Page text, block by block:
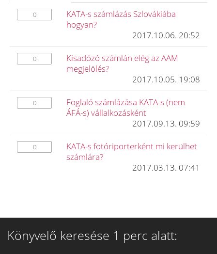
0
KATA-s számlázás Szlovákiába
hogyan?
2017.10.06. 20:52
0
Kisadózó számlán elég az AAM
megjelölés?
2017.10.05. 19:08
0
Foglaló számlázása KATA-s (nem
ÁFÁ-s) vállalkozásként
2017.09.13. 09:59
0
KATA-s fotóriporterként mi kerülhet
számlára?
2017.03.13. 07:41
Könyvelő keresése 1 perc alatt: